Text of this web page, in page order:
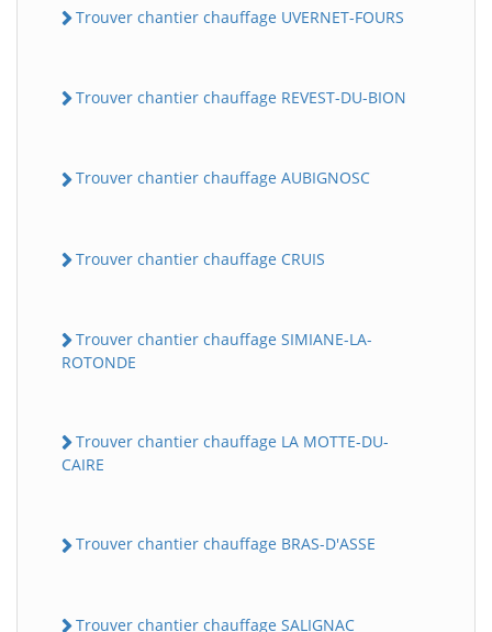
Trouver chantier chauffage UVERNET-FOURS
Trouver chantier chauffage REVEST-DU-BION
Trouver chantier chauffage AUBIGNOSC
Trouver chantier chauffage CRUIS
Trouver chantier chauffage SIMIANE-LA-
ROTONDE
Trouver chantier chauffage LA MOTTE-DU-
CAIRE
Trouver chantier chauffage BRAS-D'ASSE
Trouver chantier chauffage SALIGNAC